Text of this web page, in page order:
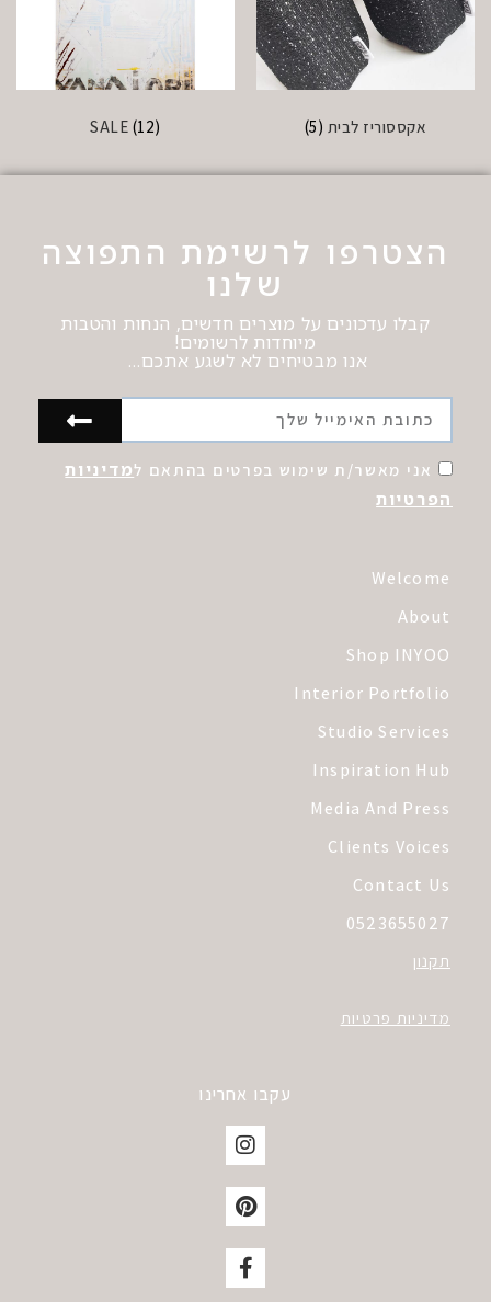
אקססוריז לבית (5)
SALE (12)
Welcome
About
Shop INYOO
Interior Portfolio
Studio Services
Inspiration Hub
Media And Press
Clients Voices
Contact Us
0523655027
תקנון
מדיניות פרטיות
הצטרפו לרשימת התפוצה
שלנו
קבלו עדכונים על מוצרים חדשים, הנחות והטבות
מיוחדות לרשומים!
אנו מבטיחים לא לשגע אתכם…
אני מאשר/ת שימוש בפרטים בהתאם למדיניות
הפרטיות
עקבו אחרינו